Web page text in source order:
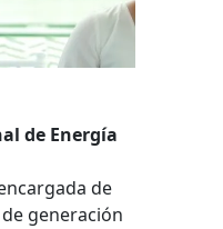
de Energía
de
generación